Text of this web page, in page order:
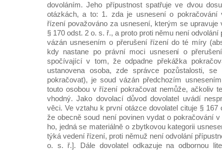
dovoláním. Jeho přípustnost spatřuje ve dvou
otázkách, a to: 1. zda je usnesení o pokračování
řízení považováno za usnesení, kterým se
§ 170 odst. 2 o. s. ř., a proto proti němu není
vázán usnesením o přerušení řízení do té míry
kdy nastane po právní moci usnesení o
spočívající v tom, že odpadne překážka
ustanovena osoba, zde správce pozůstalosti,
pokračovat), je soud vázán předchozím
touto osobou v řízení pokračovat nemůže, ačkoliv
vhodný. Jako dovolací důvod dovolatel uvádí
věci. Ve vztahu k první otázce dovolatel cituje § 167
že obecně soud není povinen vydat o pokračování
ho, jedná se materiálně o zbytkovou kategorii
týká vedení řízení, proti němuž není odvolání
o. s. ř.]. Dále dovolatel odkazuje na odbornou